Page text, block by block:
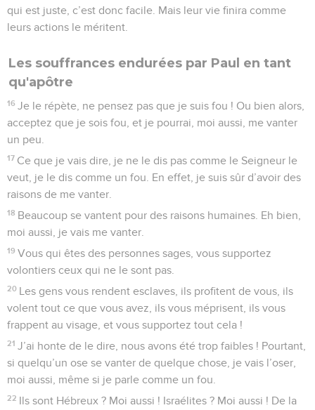
qui est juste, c’est donc facile. Mais leur vie finira comme
leurs actions le méritent.
Les souffrances endurées par Paul en tant
qu'apôtre
16 Je le répète, ne pensez pas que je suis fou ! Ou bien alors,
acceptez que je sois fou, et je pourrai, moi aussi, me vanter
un peu.
17 Ce que je vais dire, je ne le dis pas comme le Seigneur le
veut, je le dis comme un fou. En effet, je suis sûr d’avoir des
raisons de me vanter.
18 Beaucoup se vantent pour des raisons humaines. Eh bien,
moi aussi, je vais me vanter.
19 Vous qui êtes des personnes sages, vous supportez
volontiers ceux qui ne le sont pas.
20 Les gens vous rendent esclaves, ils profitent de vous, ils
volent tout ce que vous avez, ils vous méprisent, ils vous
frappent au visage, et vous supportez tout cela !
21 J’ai honte de le dire, nous avons été trop faibles ! Pourtant,
si quelqu’un ose se vanter de quelque chose, je vais l’oser,
moi aussi, même si je parle comme un fou.
22 Ils sont Hébreux ? Moi aussi ! Israélites ? Moi aussi ! De la